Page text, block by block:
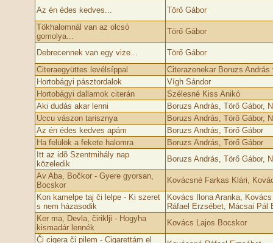
Az én édes kedves...
Törő Gábor
Tökhalomnál van az olcsó
gomolya...
Törő Gábor
Debrecennek van egy vize...
Törő Gábor
Citeraegyüttes levélsíppal
Citerazenekar Boruzs
Hortobágyi pásztordalok
Vígh Sándor
Hortobágyi dallamok citerán
Szélesné Kiss Anikó
Aki dudás akar lenni
Boruzs András, Törő Gábor,
Uccu vászon tarisznya
Boruzs András, Törő Gábor,
Az én édes kedves apám
Boruzs András, Törő Gábor
Ha felülök a fekete halomra
Boruzs András, Törő Gábor
Itt az idõ Szentmihály nap
közeledik
Boruzs András, Törő Gábor,
Av Aba, Bočkor - Gyere gyorsan,
Bocskor
Kovácsné Farkas Klári,
Kon kamelpe taj či lelpe - Ki szeret
s nem házasodik
Kovács Ilona Aranka,
Ráfael Erzsébet, Mácsai Pál
Ker ma, Devla, čiriklji - Hogyha
kismadár lennék
Kovács Lajos Bocskor
Či cigera či pilem - Cigarettám el